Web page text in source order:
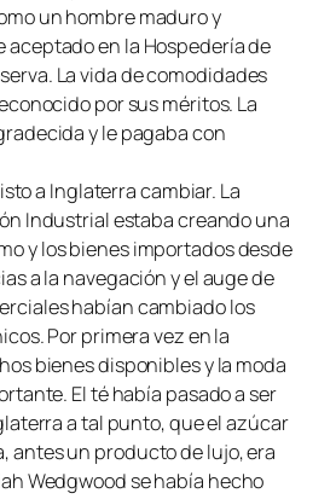
un hombre maduro y
aceptado en la Hospedería de
La vida de comodidades
por sus méritos. La
y le pagaba con
a Inglaterra cambiar. La
Industrial estaba creando una
y los bienes importados desde
a la navegación y el auge de
habían cambiado los
Por primera vez en la
bienes disponibles y la moda
El té había pasado a ser
a tal punto, que el azúcar
antes un producto de lujo, era
Wedgwood se había hecho